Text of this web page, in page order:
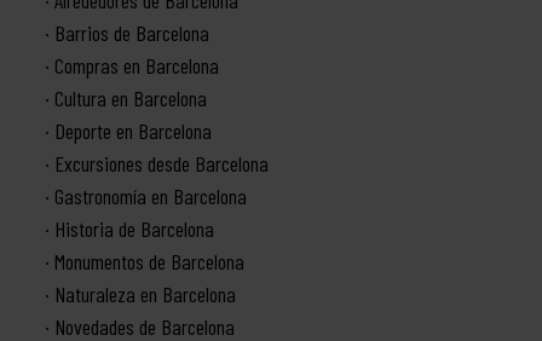
Barrios de Barcelona
Compras en Barcelona
Cultura en Barcelona
Deporte en Barcelona
Excursiones desde Barcelona
Gastronomía en Barcelona
Historia de Barcelona
Monumentos de Barcelona
Naturaleza en Barcelona
Novedades de Barcelona